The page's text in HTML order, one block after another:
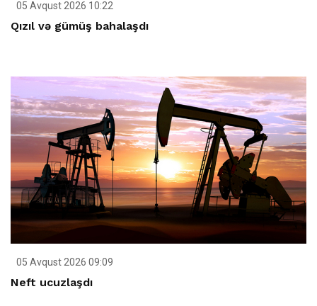
05 Avqust 2026 10:22
Qızıl və gümüş bahalaşdı
05 Avqust 2026 09:09
Neft ucuzlaşdı